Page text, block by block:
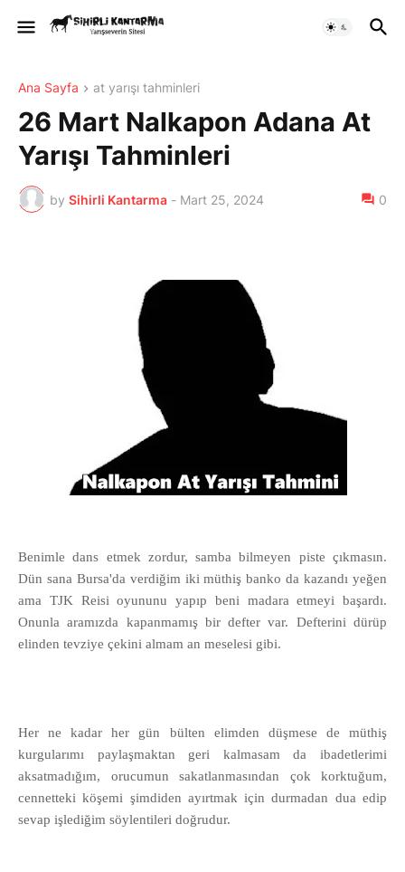
Ana Sayfa at yarışı tahminleri
26 Mart Nalkapon Adana At
Yarışı Tahminleri
by Sihirli Kantarma - Mart 25, 2024 0
Benimle dans etmek zordur, samba bilmeyen piste çıkmasın.
Dün sana Bursa'da verdiğim iki müthiş banko da kazandı yeğen
ama TJK Reisi oyununu yapıp beni madara etmeyi başardı.
Onunla aramızda kapanmamış bir defter var. Defterini dürüp
elinden tevziye çekini almam an meselesi gibi.
Her ne kadar her gün bülten elimden düşmese de müthiş
kurgularımı paylaşmaktan geri kalmasam da ibadetlerimi
aksatmadığım, orucumun sakatlanmasından çok korktuğum,
cennetteki köşemi şimdiden ayırtmak için durmadan dua edip
sevap işlediğim söylentileri doğrudur.